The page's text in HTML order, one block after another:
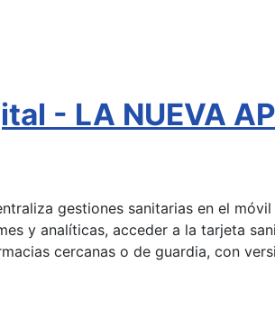
- LA NUEVA
gestiones sanitarias en el
y analíticas, acceder a la tarjeta
cercanas o de guardia, con